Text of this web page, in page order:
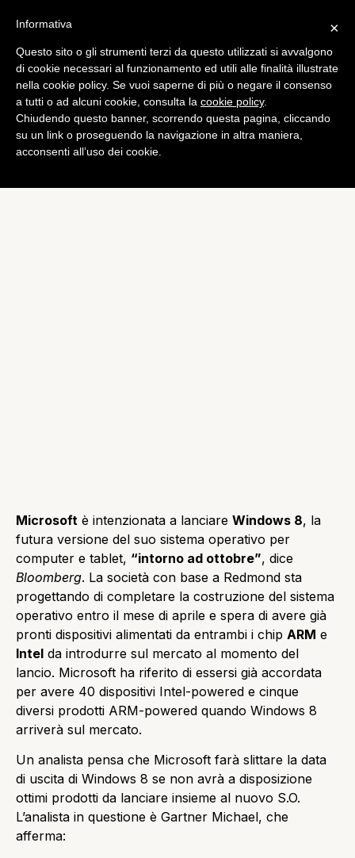
Computer
Windows 8 arriverà
“intorno ad ottobre”
di Alessandro Moretti
Microsoft è intenzionata a lanciare Windows 8, la
futura versione del suo sistema operativo per
computer e tablet, “intorno ad ottobre”, dice
Bloomberg. La società con base a Redmond sta
progettando di completare la costruzione del sistema
operativo entro il mese di aprile e spera di avere già
pronti dispositivi alimentati da entrambi i chip ARM e
Intel da introdurre sul mercato al momento del
lancio. Microsoft ha riferito di essersi già accordata
per avere 40 dispositivi Intel-powered e cinque
diversi prodotti ARM-powered quando Windows 8
arriverà sul mercato.
Un analista pensa che Microsoft farà slittare la data
di uscita di Windows 8 se non avrà a disposizione
ottimi prodotti da lanciare insieme al nuovo S.O.
L’analista in questione è Gartner Michael, che
afferma:
×
Informativa
Questo sito o gli strumenti terzi da questo utilizzati si avvalgono
di cookie necessari al funzionamento ed utili alle finalità illustrate
nella cookie policy. Se vuoi saperne di più o negare il consenso
a tutti o ad alcuni cookie, consulta la cookie policy.
Chiudendo questo banner, scorrendo questa pagina, cliccando
su un link o proseguendo la navigazione in altra maniera,
acconsenti all’uso dei cookie.